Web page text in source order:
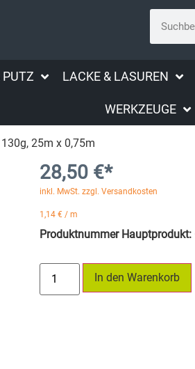
PUTZ LACKE & LASUREN
WERKZEUGE
25m x 0,75m
28,50 €*
inkl. MwSt. zzgl. Versandkosten
1,14 € / m
Produktnummer Hauptprodukt:
In den Warenkorb